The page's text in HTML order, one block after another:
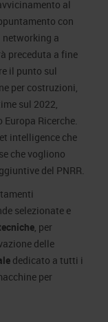
al
con
a
preceduta a fine
il punto sul
per costruzioni,
sul 2022,
Europa Ricerche.
intelligence che
che vogliono
del PNRR.
selezionate e
, per
delle
dedicato a tutti i
per